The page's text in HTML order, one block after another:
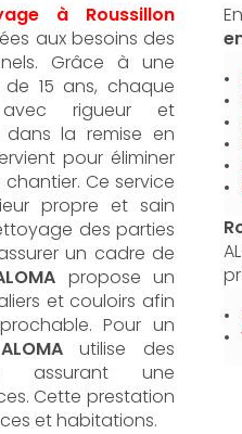
à Roussillon
aux besoins des
Grâce à une
15 ans, chaque
rigueur et
dans la remise en
pour éliminer
Ce service
propre et sain
des parties
un cadre de
propose un
et couloirs afin
Pour un
ALOMA utilise des
assurant une
Cette prestation
et habitations.